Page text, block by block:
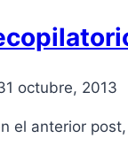
octubre, 2013
el anterior